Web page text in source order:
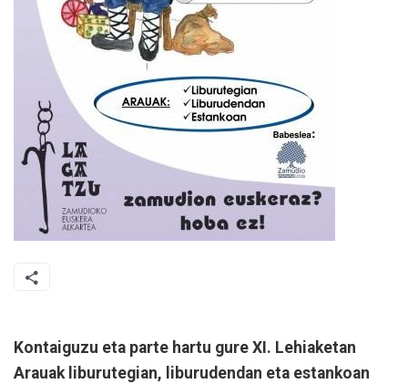
Kontaiguzu eta parte hartu gure XI. Lehiaketan
Arauak liburutegian, liburudendan eta estankoan